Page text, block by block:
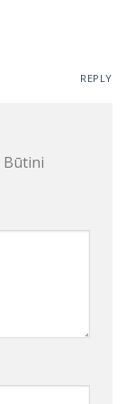
REPLY
Būtini